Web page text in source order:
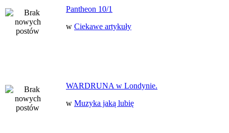
Pantheon 10/1
w Ciekawe artykuły
WARDRUNA w Londynie.
w Muzyka jaką lubię